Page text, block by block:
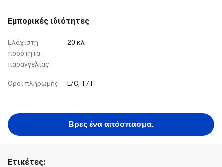
Εμπορικές ιδιότητες
Ελάχιστη
ποσότητα
παραγγελίας:
20 κλ
Όροι πληρωμής: L/C, T/T
Βρες ένα απόσπασμα.
Ετικέτες: